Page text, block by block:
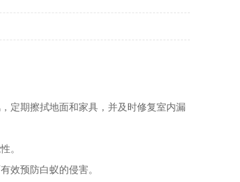
定期擦拭地面和家具，并及时修复室内漏
。
效预防白蚁的侵害。